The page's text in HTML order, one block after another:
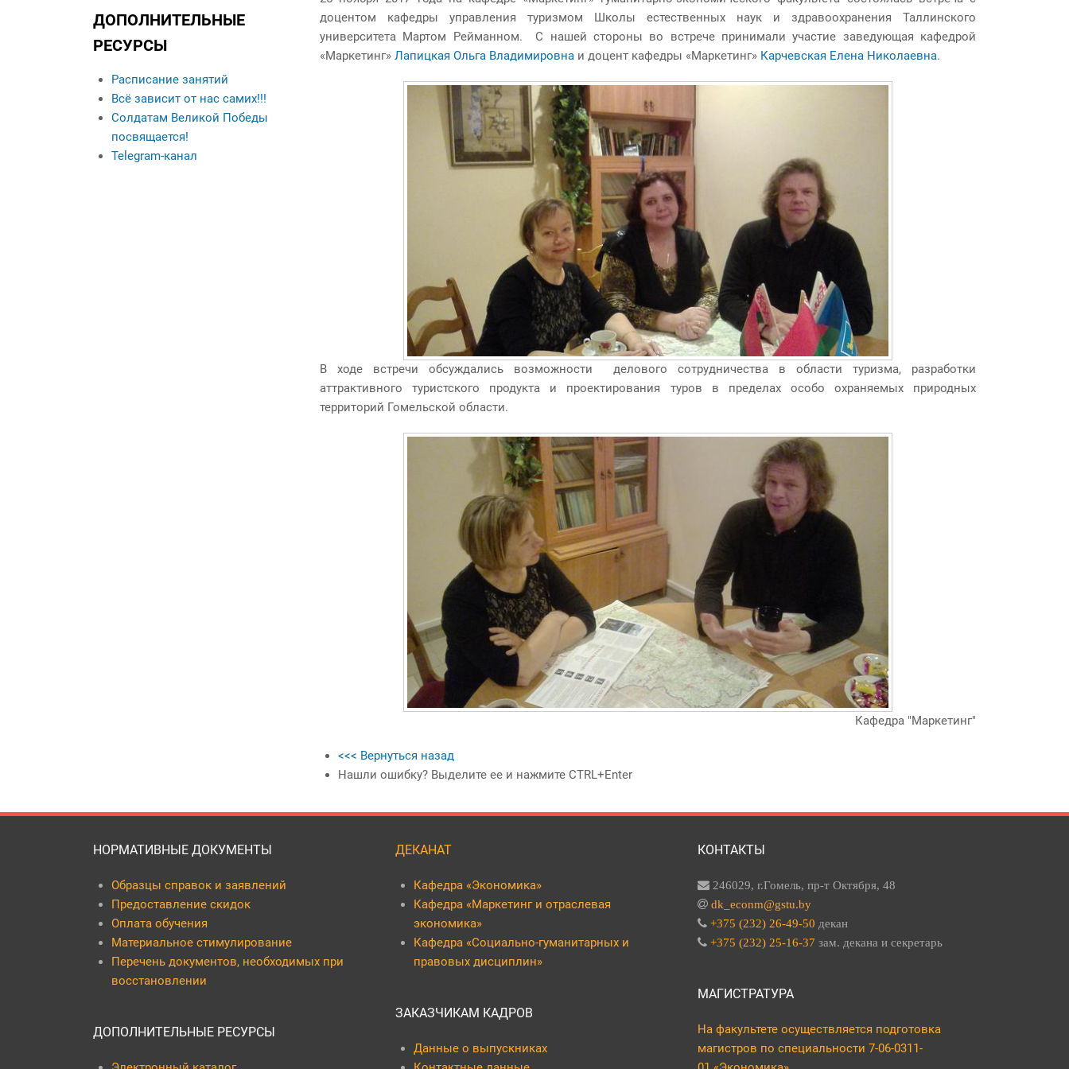
Контакты
Кураторы учебных
Базовые предприятия
Абитуриентам
Качественная
неограниченные
возможности
трудоустройства
для обучающихся
communication
ДОПОЛНИТЕЛЬНЫЕ
РЕСУРСЫ
Расписание занятий
Всё зависит от нас самих!!!
Солдатам Великой Победы
посвящается!
Telegram-канал
доцентом кафедры управления туризмом Школы естественных наук и здравоохранения Таллинского
университета Мартом Рейманном. С нашей стороны во встрече принимали участие заведующая кафедрой
«Маркетинг» Лапицкая Ольга Владимировна и доцент кафедры «Маркетинг» Карчевская Елена Николаевна.
В ходе встречи обсуждались возможности делового сотрудничества в области туризма, разработки
аттрактивного туристского продукта и проектирования туров в пределах особо охраняемых природных
территорий Гомельской области.
Кафедра "Маркетинг"
<<< Вернуться назад
Нашли ошибку? Выделите ее и нажмите CTRL+Enter
НОРМАТИВНЫЕ ДОКУМЕНТЫ
Образцы справок и заявлений
Предоставление скидок
Оплата обучения
Материальное стимулирование
Перечень документов, необходимых при
восстановлении
ДОПОЛНИТЕЛЬНЫЕ РЕСУРСЫ
ДЕКАНАТ
Кафедра «Экономика»
Кафедра «Маркетинг и отраслевая
экономика»
Кафедра «Социально-гуманитарных и
правовых дисциплин»
ЗАКАЗЧИКАМ КАДРОВ
Данные о выпускниках
КОНТАКТЫ
246029, г.Гомель, пр-т Октября, 48
dk_econm@gstu.by
+375 (232) 26-49-50 декан
+375 (232) 25-16-37 зам. декана и секретарь
МАГИСТРАТУРА
На факультете осуществляется подготовка
магистров по специальности 7-06-0311-